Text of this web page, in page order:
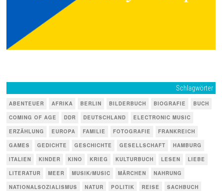
Schlagwörter
ABENTEUER AFRIKA BERLIN BILDERBUCH BIOGRAFIE
BUCH
COMING OF AGE
DDR DEUTSCHLAND
ELECTRONIC MUSIC
ERZÄHLUNG
EUROPA FAMILIE FOTOGRAFIE
FRANKREICH
GAMES
GEDICHTE GESCHICHTE GESELLSCHAFT
HAMBURG
ITALIEN
KINDER KINO KRIEG KULTURBUCH LESEN
LIEBE
LITERATUR
MEER MUSIK/MUSIC MÄRCHEN
NAHRUNG
NATIONALSOZIALISMUS
NATUR POLITIK REISE
SACHBUCH